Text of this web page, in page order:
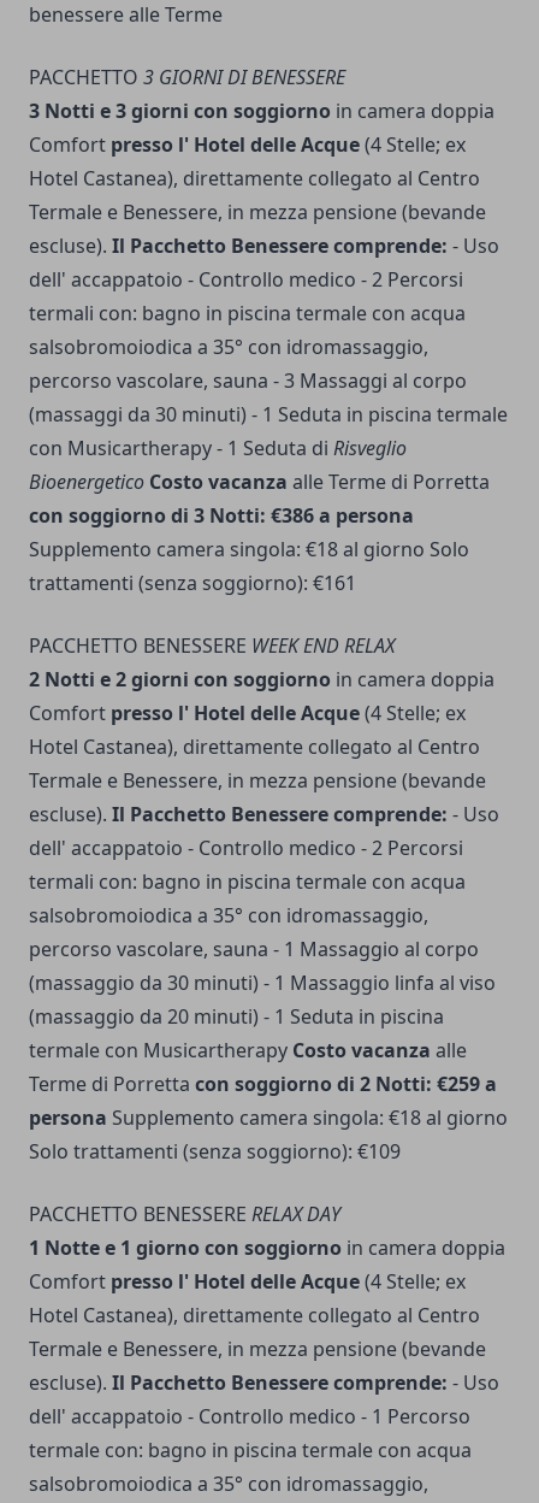
benessere alle Terme
PACCHETTO 3 GIORNI DI BENESSERE
3 Notti e 3 giorni con soggiorno in camera doppia
Comfort presso l' Hotel delle Acque(4 Stelle; ex
Hotel Castanea), direttamente collegato al Centro
Termale e Benessere, in mezza pensione (bevande
escluse). Il Pacchetto Benessere comprende: - Uso
dell' accappatoio - Controllo medico - 2 Percorsi
termali con: bagno in piscina termale con acqua
salsobromoiodica a 35° con idromassaggio,
percorso vascolare, sauna - 3 Massaggi al corpo
(massaggi da 30 minuti) - 1 Seduta in piscina termale
con Musicartherapy - 1 Seduta di Risveglio
Bioenergetico Costo vacanza alle Terme di Porretta
con soggiorno di 3 Notti: €386 a persona
Supplemento camera singola: €18 al giorno Solo
trattamenti (senza soggiorno): €161
PACCHETTO BENESSERE WEEK END RELAX
2 Notti e 2 giorni con soggiorno in camera doppia
Comfort presso l' Hotel delle Acque(4 Stelle; ex
Hotel Castanea), direttamente collegato al Centro
Termale e Benessere, in mezza pensione (bevande
escluse). Il Pacchetto Benessere comprende: - Uso
dell' accappatoio - Controllo medico - 2 Percorsi
termali con: bagno in piscina termale con acqua
salsobromoiodica a 35° con idromassaggio,
percorso vascolare, sauna - 1 Massaggio al corpo
(massaggio da 30 minuti) - 1 Massaggio linfa al viso
(massaggio da 20 minuti) - 1 Seduta in piscina
termale con Musicartherapy Costo vacanza alle
Terme di Porretta con soggiorno di 2 Notti: €259 a
persona Supplemento camera singola: €18 al giorno
Solo trattamenti (senza soggiorno): €109
PACCHETTO BENESSERE RELAX DAY
1 Notte e 1 giorno con soggiorno in camera doppia
Comfort presso l' Hotel delle Acque(4 Stelle; ex
Hotel Castanea), direttamente collegato al Centro
Termale e Benessere, in mezza pensione (bevande
escluse). Il Pacchetto Benessere comprende: - Uso
dell' accappatoio - Controllo medico - 1 Percorso
termale con: bagno in piscina termale con acqua
salsobromoiodica a 35° con idromassaggio,